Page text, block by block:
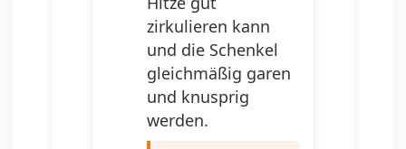
zirkulieren kann
und die Schenkel
gleichmäßig garen
und knusprig
werden.